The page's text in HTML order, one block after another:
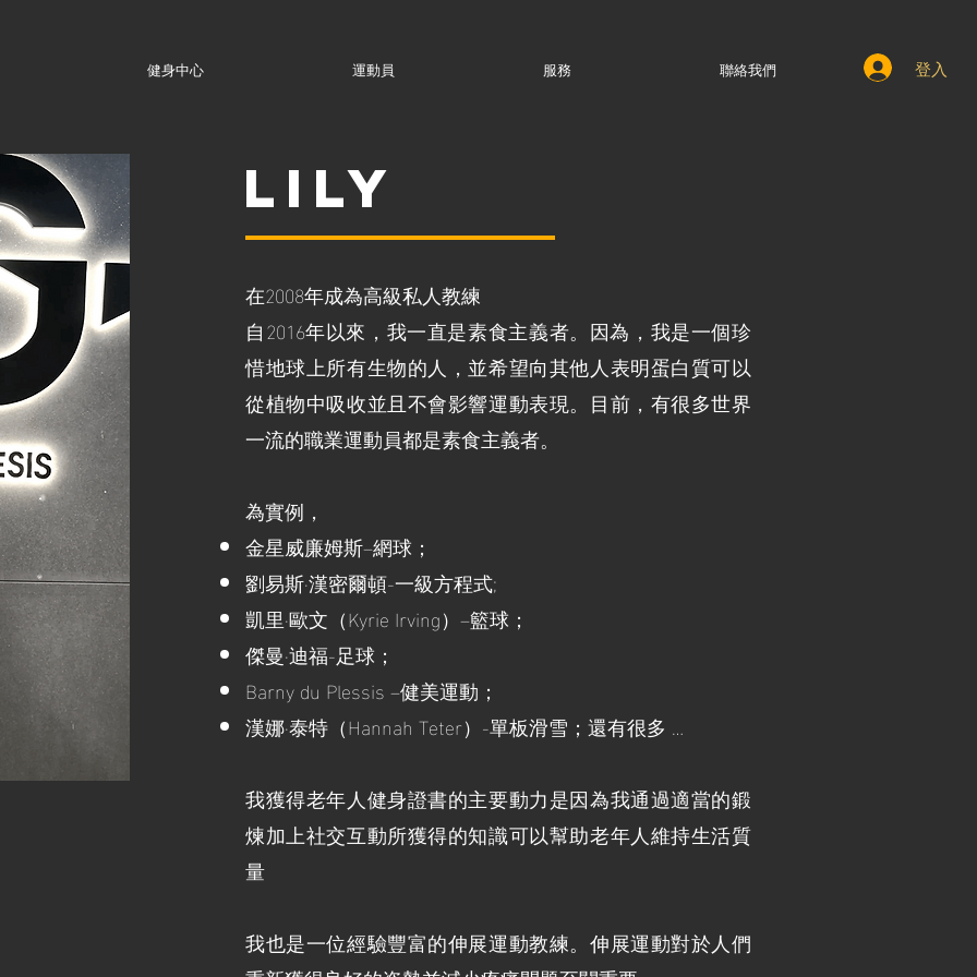
健身中心 運動員 服務 聯絡我們 登入
Lily
在2008年成為高級私人教練
自2016年以來，我一直是素食主義者。因為，我是一個珍
惜地球上所有生物的人，並希望向其他人表明蛋白質可以
從植物中吸收並且不會影響運動表現。目前，有很多世界
一流的職業運動員都是素食主義者。
為實例，
金星威廉姆斯–網球；
劉易斯·漢密爾頓-一級方程式;
凱里·歐文（Kyrie Irving）–籃球；
傑曼·迪福-足球；
Barny du Plessis –健美運動；
漢娜·泰特（Hannah Teter）-單板滑雪；還有很多 …
我獲得老年人健身證書的主要動力是因為我通過適當的鍛
煉加上社交互動所獲得的知識可以幫助老年人維持生活質
量
我也是一位經驗豐富的伸展運動教練。伸展運動對於人們